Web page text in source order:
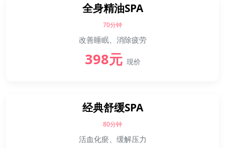
全身精油SPA
70分钟
改善睡眠、消除疲劳
398元 现价
经典舒缓SPA
80分钟
活血化瘀、缓解压力